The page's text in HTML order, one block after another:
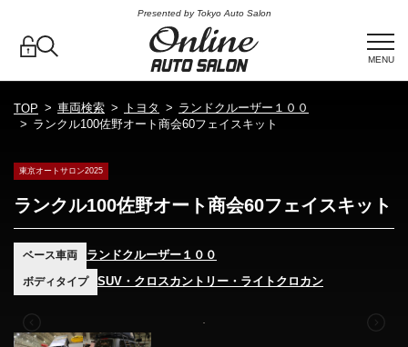
Presented by Tokyo Auto Salon
MENU
TOP 車両検索 トヨタ
ランドクルーザー１００
ランクル100佐野オート商会60フェイスキット
東京オートサロン2025
ランクル100佐野オート商会60フェイスキット
ベース車両 ランドクルーザー１００
ボディタイプ SUV・クロスカントリー・ライトクロカン